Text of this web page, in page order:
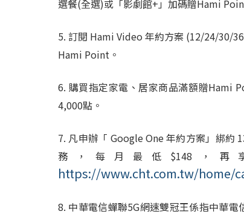
選餐(全選)或「影劇館+ 」加碼贈Hami
5.訂閱 Hami Video年約方案 (12/24/30/36
Hami Point 。
6. 購買指定家電、居家商品滿額贈Hami
4,000點。
7. 凡申辦「 Google One 年約方案」綁約
務，每月最低$148，再
https://www.cht.com.tw/home/
8. 中華電信蟬聯5G網速雙冠王係指中華電